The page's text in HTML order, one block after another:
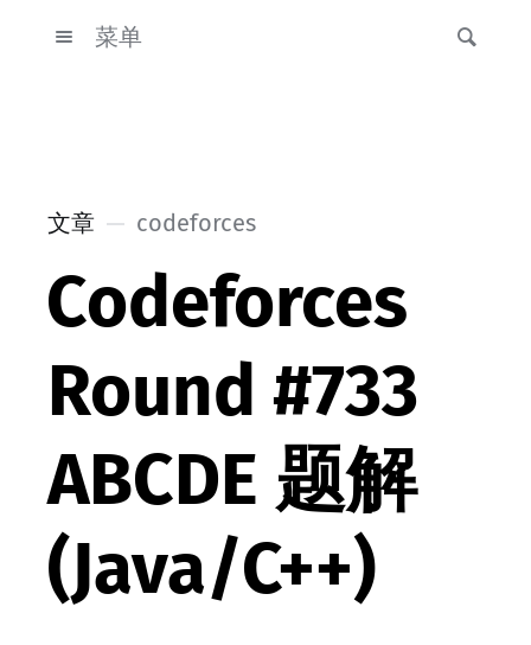
菜单
文章 codeforces
Codeforces
Round #733
ABCDE 题解
(Java/C++)